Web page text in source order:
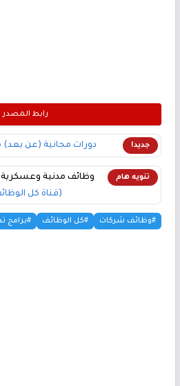
رابط المصدر
جديد! دورات مجانية (عن
تنويه هام
وظائف مدنية وعسكرية
(قناة كل
#وظائف شركات #كل الوظائف #برامج